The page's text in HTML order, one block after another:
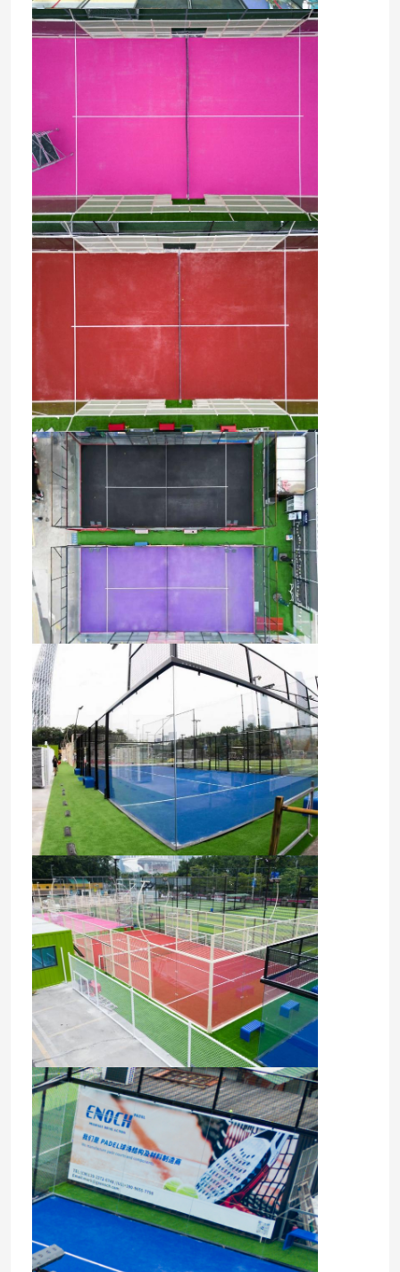
Pista corrente di gomma di EPDM
Sistema del panino che esegue pista
Pista corrente prefabbricata
pista da corsa in poliuretano
Campi da calcio artificiali
Campo di padel
Pista da corsa porosa
Tappeto erboso artificiale dell'erba del giardino
Pavimenti sportivi in poliuretano
Pavimentazione acrilica di sport
Accessori artificiali del prato inglese
Macchinario di costruzione elettrico
Pavimentazione di sport del PVC
Pavimentazione di collegamento di pallacanestro
Stuoia di gomma della palestra
pista di corsa ibrida
Sport argilla rossa